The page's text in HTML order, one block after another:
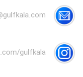
gulfkala